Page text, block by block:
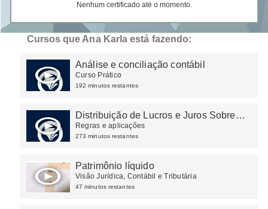
Nenhum certificado até o momento.
Cursos que Ana Karla está fazendo:
Análise e conciliação contábil
Curso Prático
192 minutos restantes
Distribuição de Lucros e Juros Sobre
Capital Próprio (JSCP)
Regras e aplicações
273 minutos restantes
Patrimônio líquido
Visão Jurídica, Contábil e Tributária
47 minutos restantes